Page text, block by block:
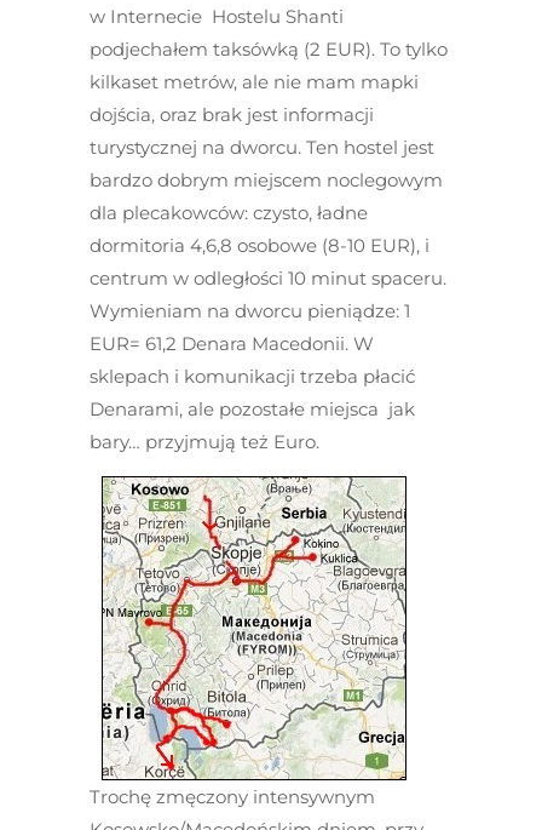
w Internecie Hostelu Shanti
podjechałem taksówką (2 EUR). To tylko
kilkaset metrów, ale nie mam mapki
dojścia, oraz brak jest informacji
turystycznej na dworcu. Ten hostel jest
bardzo dobrym miejscem noclegowym
dla plecakowców: czysto, ładne
dormitoria 4,6,8 osobowe (8-10 EUR), i
centrum w odległości 10 minut spaceru.
Wymieniam na dworcu pieniądze: 1
EUR= 61,2 Denara Macedonii. W
sklepach i komunikacji trzeba płacić
Denarami, ale pozostałe miejsca jak
bary… przyjmują też Euro.
Trochę zmęczony intensywnym